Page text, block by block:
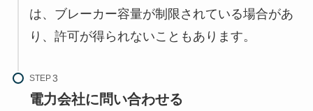
は、ブレーカー容量が制限されている場合があ
り、許可が得られないこともあります。
STEP
電力会社に問い合わせる